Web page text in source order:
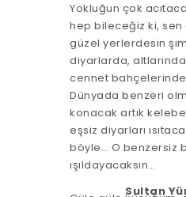
Yokluğun çok
hep bileceğiz ki,
güzel yerlerdesin
diyarlarda,
cennet
Dünyada benzeri
konacak artık
eşsiz diyarları
böyle… O benzersiz
ışıldayacaksın…
Sultan